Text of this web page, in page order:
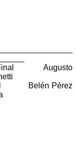
Final Augusto
Belén Pérez